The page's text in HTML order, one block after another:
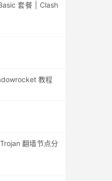
套餐 | Clash
教程
翻墙节点分